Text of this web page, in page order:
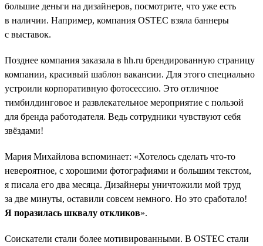
большие деньги на дизайнеров, посмотрите, что уже есть
в наличии. Например, компания OSTEC взяла баннеры
с выставок.
Позднее компания заказала в hh.ru брендированную страницу
компании, красивый шаблон вакансии. Для этого специально
устроили корпоративную фотосессию. Это отличное
тимбилдинговое и развлекательное мероприятие с пользой
для бренда работодателя. Ведь сотрудники чувствуют себя
звёздами!
Мария Михайлова вспоминает: «Хотелось сделать что-то
невероятное, с хорошими фотографиями и большим текстом,
я писала его два месяца. Дизайнеры уничтожили мой труд
за две минуты, оставили совсем немного. Но это сработало!
Я поразилась шквалу откликов».
Соискатели стали более мотивированными. В OSTEC стали